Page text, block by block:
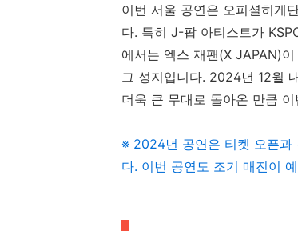
이번 서울 공연은 오피셜히게
다. 특히 J-팝 아티스트가
에서는 엑스 재팬(X JAPAN)
그 성지입니다. 2024년 12월
더욱 큰 무대로 돌아온 만큼
※ 2024년 공연은 티켓 오픈과
다. 이번 공연도 조기 매진이